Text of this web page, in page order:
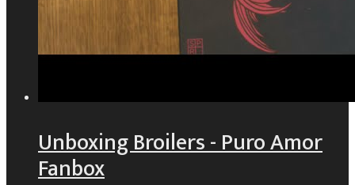
Unboxing Broilers - Puro Amor
Fanbox